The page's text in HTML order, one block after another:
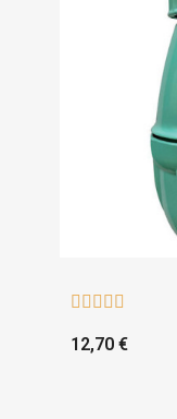
    
12,70 €